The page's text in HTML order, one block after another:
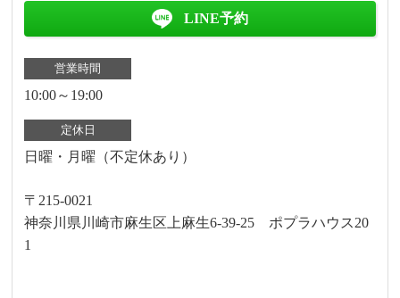
LINE予約
営業時間
10:00～19:00
定休日
日曜・月曜（不定休あり）
〒215-0021
神奈川県川崎市麻生区上麻生6-39-25 ポプラハウス20
1